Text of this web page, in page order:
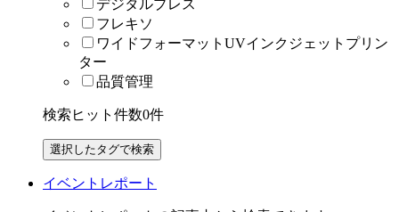
デジタルプレス
フレキソ
ワイドフォーマットUVインクジェットプリン
ター
品質管理
検索ヒット件数0件
イベントレポート